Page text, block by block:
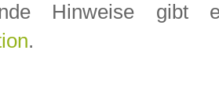
Hinweise
.